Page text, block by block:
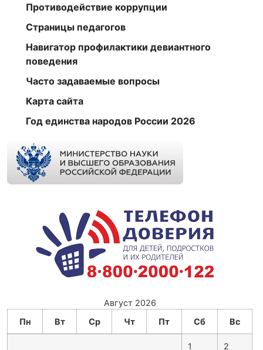
Противодействие коррупции
Страницы педагогов
Навигатор профилактики девиантного
поведения
Часто задаваемые вопросы
Карта сайта
Год единства народов России 2026
Август 2026
Пн
Вт Ср Чт Пт Сб Вс
1 2